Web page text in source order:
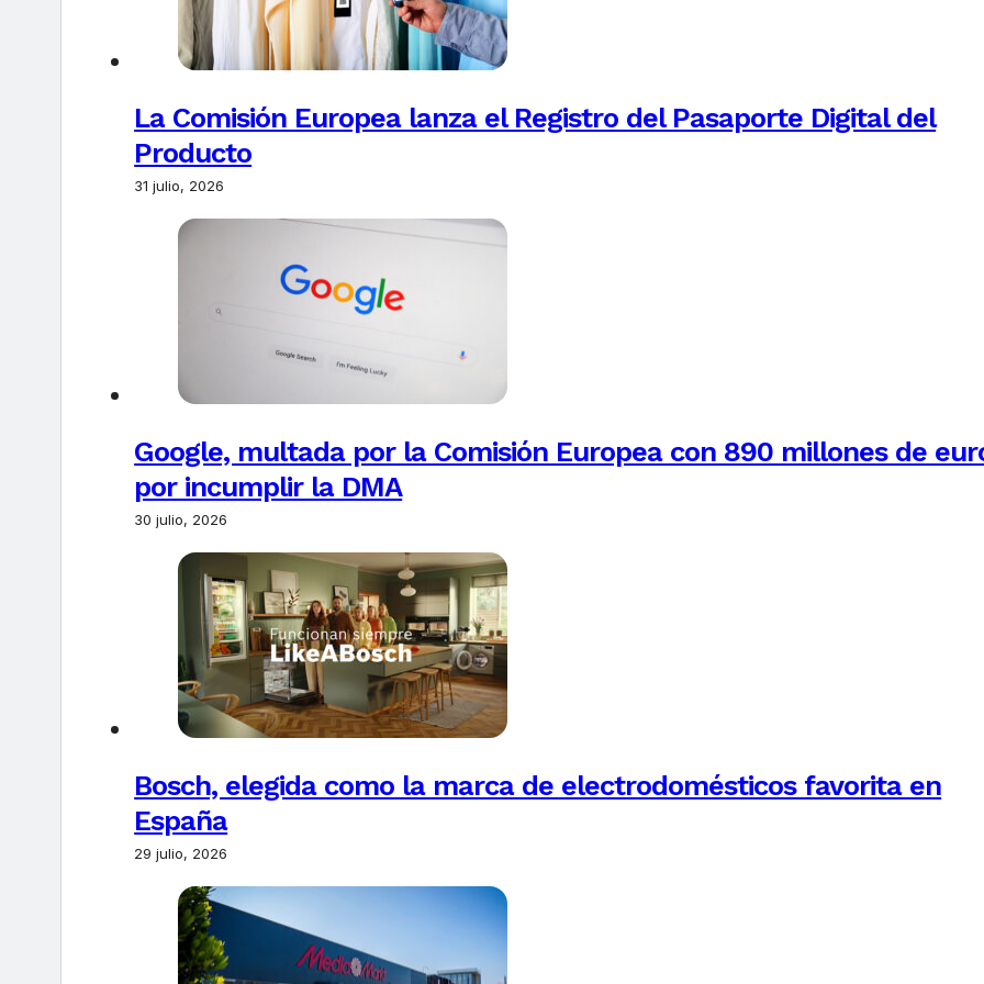
La Comisión Europea lanza el Registro del Pasaporte Digital del
Producto
31 julio, 2026
Google, multada por la Comisión Europea con 890 millones de
por incumplir la DMA
30 julio, 2026
Bosch, elegida como la marca de electrodomésticos favorita en
España
29 julio, 2026